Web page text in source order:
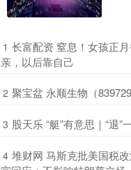
1 长富配资 窒息！女孩正
亲，以后靠自己
2 聚宝盆 永顺生物（
3 股天乐 “艇”有意思｜“退”
4 堆财网 马斯克批美国税